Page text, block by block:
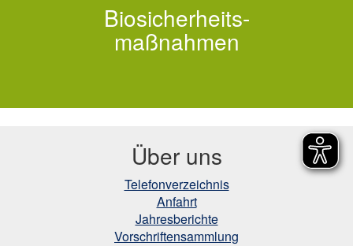
Biosicherheits-
maßnahmen
Was muss ich beachten?
Über uns
Telefonverzeichnis
Anfahrt
Jahresberichte
Vorschriftensammlung